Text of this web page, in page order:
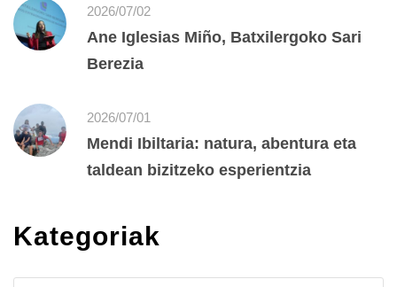
2026/07/02
Ane Iglesias Miño, Batxilergoko Sari
Berezia
2026/07/01
Mendi Ibiltaria: natura, abentura eta
taldean bizitzeko esperientzia
Kategoriak